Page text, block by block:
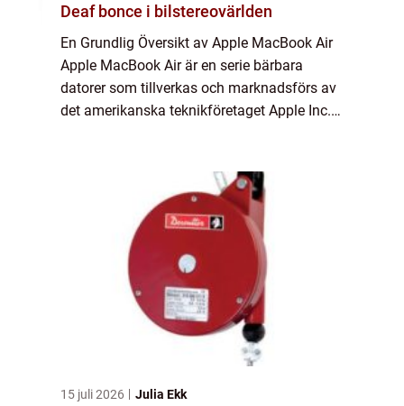
Deaf bonce i bilstereovärlden
En Grundlig Översikt av Apple MacBook Air
Apple MacBook Air är en serie bärbara
datorer som tillverkas och marknadsförs av
det amerikanska teknikföretaget Apple Inc.
15 juli 2026 Julia Ekk